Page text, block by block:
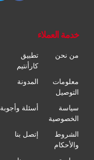
خدمة العملاء
من نحن
تطبيق
كارأنتيم
معلومات
التوصيل
المدونة
سياسة
الخصوصية
أسئلة وأجوبة
الشروط
والأحكام
إتصل بنا